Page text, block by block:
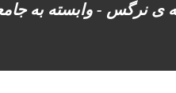
ی نرگس - وابسته به